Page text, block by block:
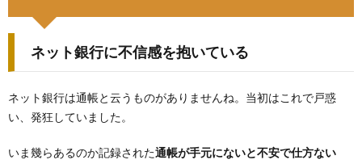
ネット銀行に不信感を抱いている
ネット銀行は通帳と云うものがありませんね。当初はこれで戸惑
い、発狂していました。
いま幾らあるのか記録された通帳が手元にないと不安で仕方ない